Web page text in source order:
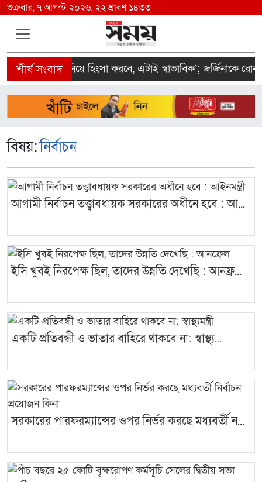
শুক্রবার, ৭ আগস্ট ২০২৬, ২২ শ্রাবণ ১৪৩৩
তোমাকে নিয়ে হিংসা করবে, এটাই স্বাভাবিক’; জর্জিনাকে
বিষয়:নির্বাচন
আগামী নির্বাচন তত্ত্বাবধায়ক সরকারের অধীনে হবে : আ...
ইসি খুবই নিরপেক্ষ ছিল, তাদের উন্নতি দেখেছি : আনফ্র...
একটি প্রতিবন্ধী ও ভাতার বাহিরে থাকবে না: স্বাস্থ্য...
সরকারের পারফরম্যান্সের ওপর নির্ভর করছে মধ্যবর্তী ন...